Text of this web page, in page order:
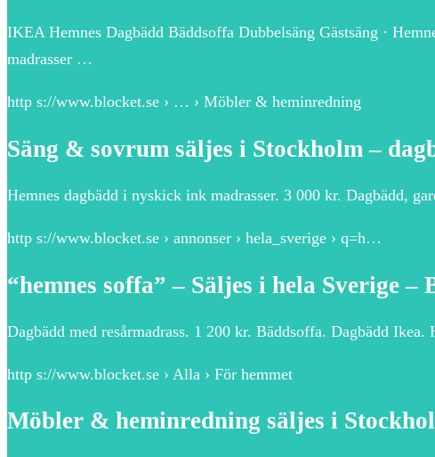
IKEA Hemnes Dagbädd Bäddsoffa Dubbelsäng Gästsäng ·
madrasser …
http s://www.blocket.se › … › Möbler & heminredning
Säng & sovrum säljes i Stockholm –
Hemnes dagbädd i nyskick ink madrasser. 3 000 kr. Dagbädd,
http s://www.blocket.se › annonser › hela_sverige › q=h…
“hemnes soffa” – Säljes i hela Sverige –
Dagbädd med resårmadrass. 1 200 kr. Bäddsoffa. Dagbädd
http s://www.blocket.se › Alla › För hemmet
Möbler & heminredning säljes i